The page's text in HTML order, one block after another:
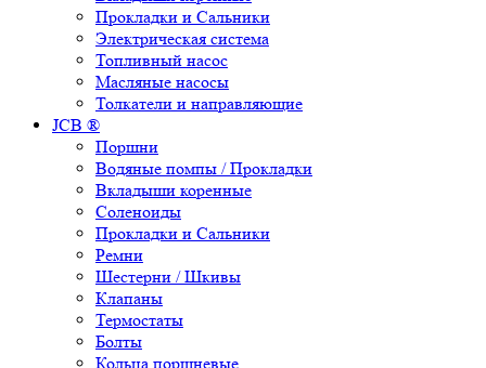
Прокладки и Сальники
Электрическая система
Топливный насос
Масляные насосы
Толкатели и направляющие
JCB ®
Поршни
Водяные помпы / Прокладки
Вкладыши коренные
Соленоиды
Прокладки и Сальники
Ремни
Шестерни / Шкивы
Клапаны
Термостаты
Болты
Кольца поршневые